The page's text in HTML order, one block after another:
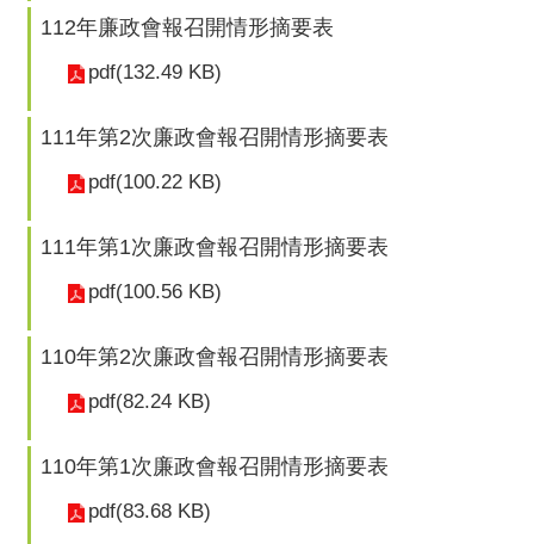
112年廉政會報召開情形摘要表
pdf(132.49 KB)
111年第2次廉政會報召開情形摘要表
pdf(100.22 KB)
111年第1次廉政會報召開情形摘要表
pdf(100.56 KB)
110年第2次廉政會報召開情形摘要表
pdf(82.24 KB)
110年第1次廉政會報召開情形摘要表
pdf(83.68 KB)